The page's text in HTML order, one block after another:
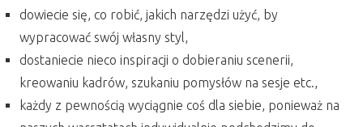
dowiecie się, co robić, jakich narzędzi użyć, by
wypracować swój własny styl,
dostaniecie nieco inspiracji o dobieraniu scenerii,
kreowaniu kadrów, szukaniu pomysłów na sesje etc.,
każdy z pewnością wyciągnie coś dla siebie, ponieważ na